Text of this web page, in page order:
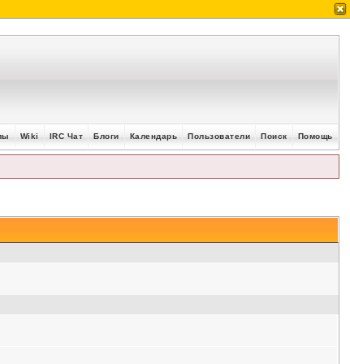
Помощь
Поиск
Пользователи
Календарь
Блоги
IRC Чат
Wiki